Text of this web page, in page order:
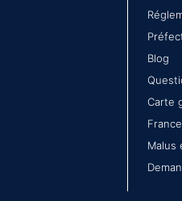
Blog
Carte
Malus